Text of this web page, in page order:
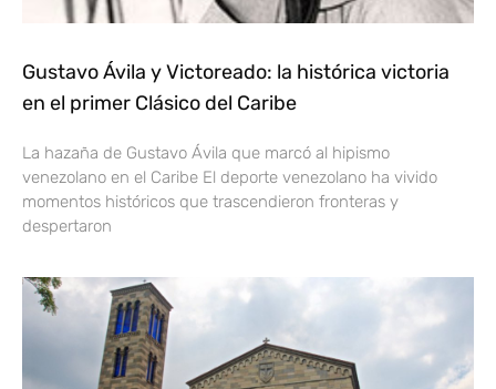
Gustavo Ávila y Victoreado: la histórica victoria
en el primer Clásico del Caribe
La hazaña de Gustavo Ávila que marcó al hipismo
venezolano en el Caribe El deporte venezolano ha vivido
momentos históricos que trascendieron fronteras y
despertaron